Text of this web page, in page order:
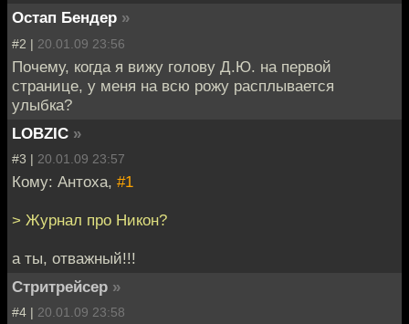
Остап Бендер »
#2 | 20.01.09 23:56
Почему, когда я вижу голову Д.Ю. на первой
странице, у меня на всю рожу расплывается
улыбка?
LOBZIC »
#3 | 20.01.09 23:57
Кому: Антоха, #1
> Журнал про Никон?
а ты, отважный!!!
Стритрейсер »
#4 | 20.01.09 23:58